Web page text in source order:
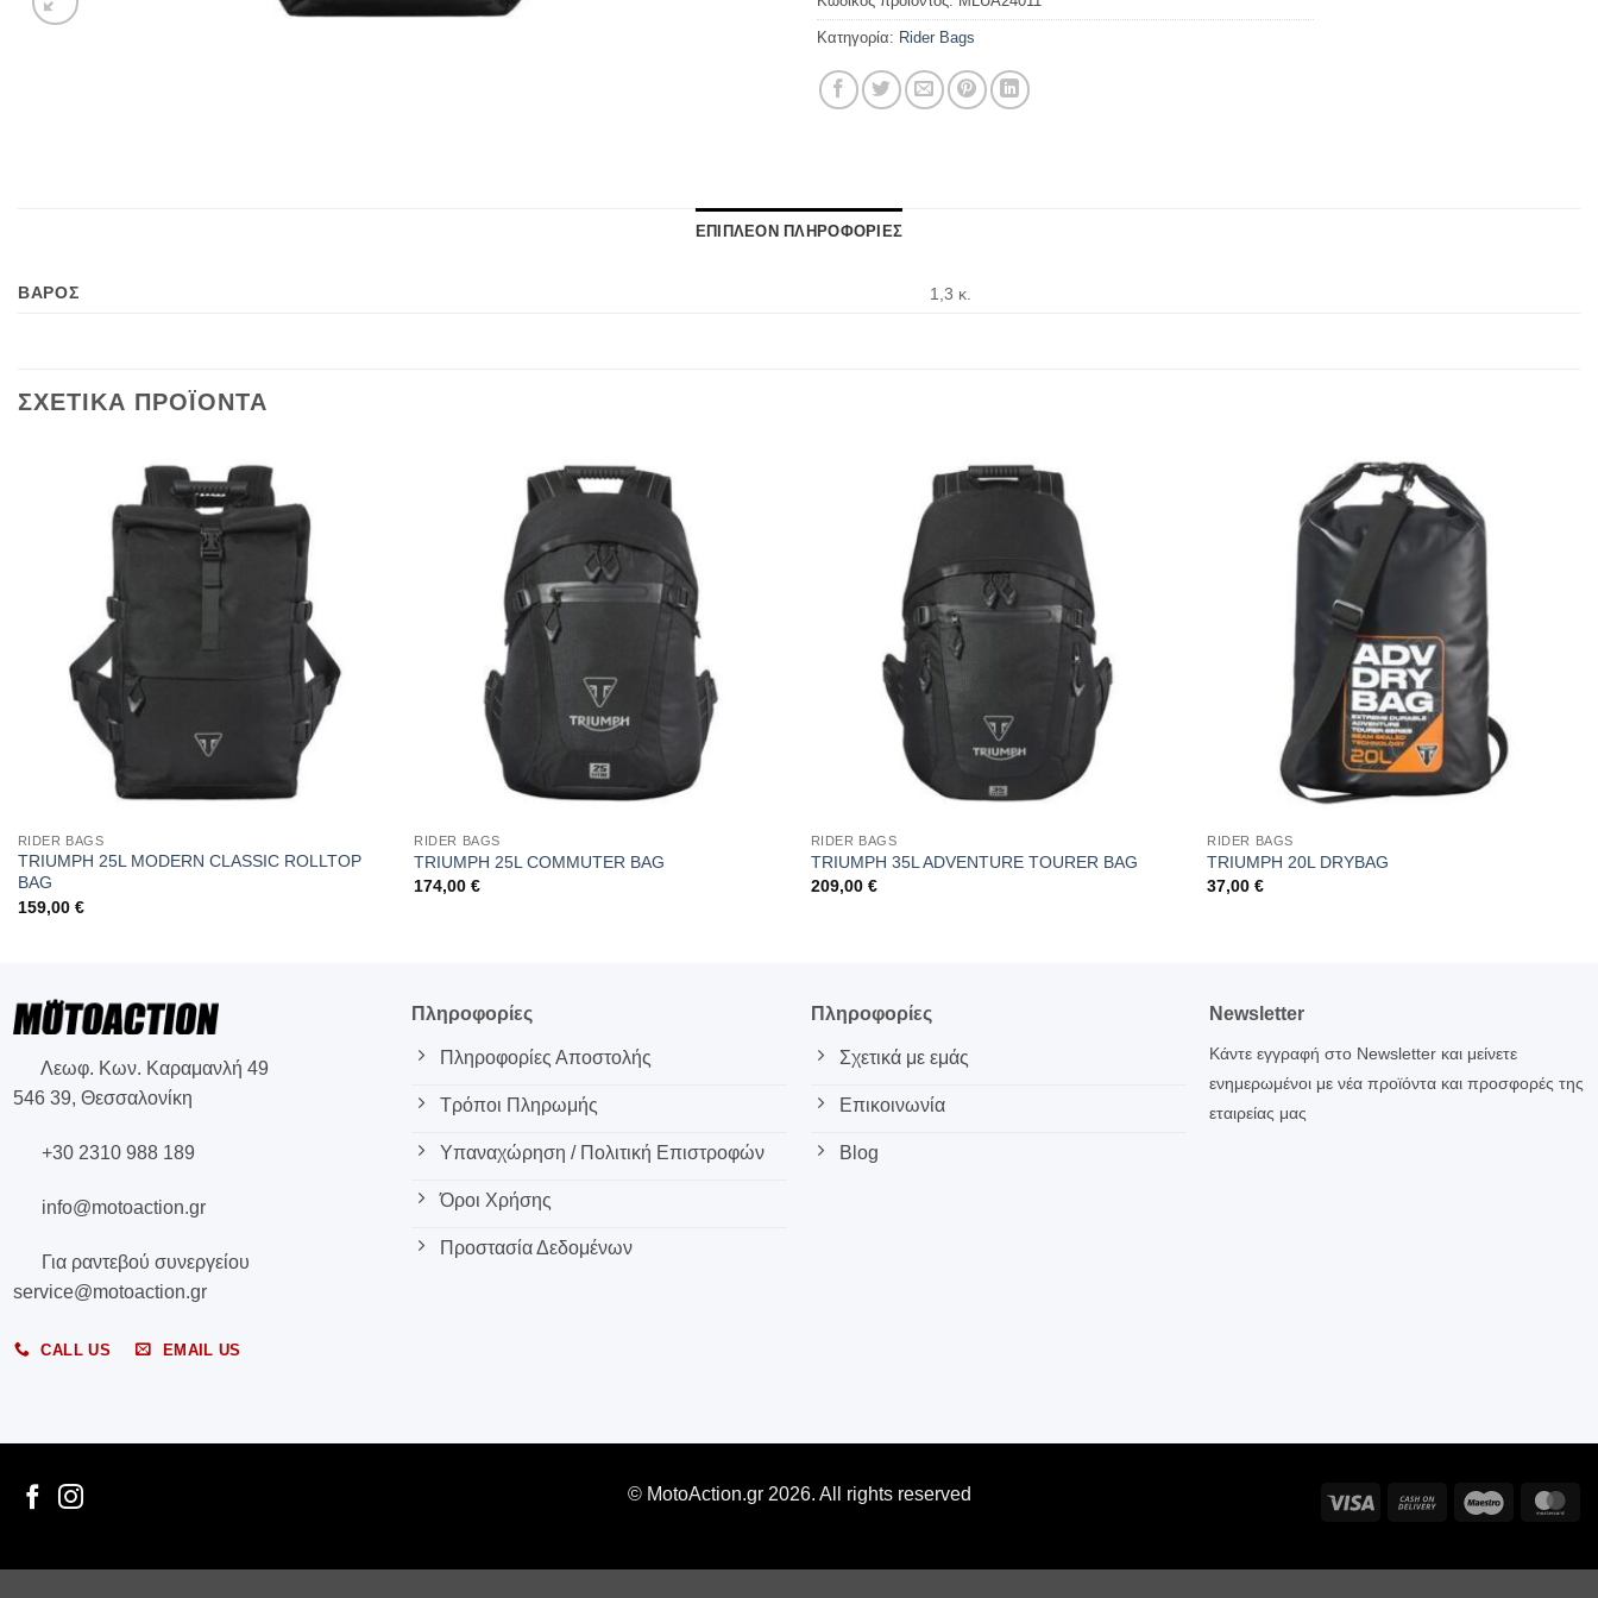
Κατηγορία: Rider Bags
ΕΠΙΠΛΕΟΝ ΠΛΗΡΟΦΟΡΙΕΣ
ΒΑΡΟΣ 1,3 κ.
ΣΧΕΤΙΚΑ ΠΡΟΪΟΝΤΑ
RIDER BAGS
TRIUMPH 25L MODERN CLASSIC ROLLTOP
BAG
159,00 €
RIDER BAGS
TRIUMPH 25L COMMUTER BAG
174,00€
RIDER BAGS
TRIUMPH 35L ADVENTURE TOURER BAG
209,00 €
RIDER BAGS
TRIUMPH 20L DRYBAG
37,00€
Λεωφ. Κων. Καραμανλή 49
546 39, Θεσσαλονίκη
+30 2310 988 189
info@motoaction.gr
Για ραντεβού συνεργείου
service@motoaction.gr
CALL US EMAIL US
Πληροφορίες
Πληροφορίες Αποστολής
Τρόποι Πληρωμής
Υπαναχώρηση / Πολιτική Επιστροφών
Όροι Χρήσης
Προστασία Δεδομένων
Πληροφορίες
Σχετικά με εμάς
Επικοινωνία
Blog
Newsletter
Κάντε εγγραφή στο Newsletter και μείνετε
ενημερωμένοι με νέα προϊόντα και προσφορές της
εταιρείας μας
© MotoAction.gr 2026. All rights reserved Visa
Cash
Maestro